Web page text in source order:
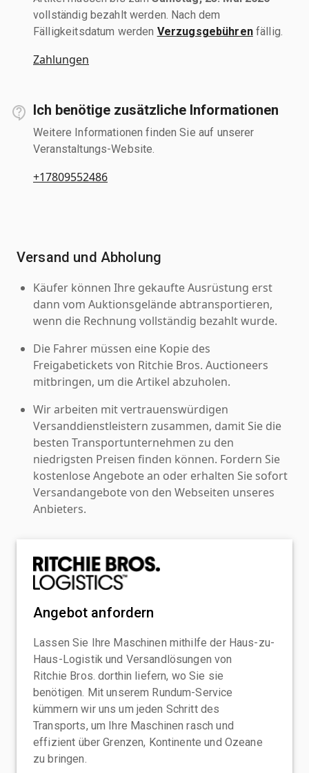
vollständig bezahlt werden. Nach dem
Fälligkeitsdatum werden Verzugsgebührenfällig.
Zahlungen
Ich benötige zusätzliche Informationen
Weitere Informationen finden Sie auf unserer
Veranstaltungs-Website.
+17809552486
Versand und Abholung
Käufer können Ihre gekaufte Ausrüstung erst
dann vom Auktionsgelände abtransportieren,
wenn die Rechnung vollständig bezahlt wurde.
Die Fahrer müssen eine Kopie des
Freigabetickets von Ritchie Bros. Auctioneers
mitbringen, um die Artikel abzuholen.
Wir arbeiten mit vertrauenswürdigen
Versanddienstleistern zusammen, damit Sie die
besten Transportunternehmen zu den
niedrigsten Preisen finden können. Fordern Sie
kostenlose Angebote an oder erhalten Sie sofort
Versandangebote von den Webseiten unseres
Anbieters.
Angebot anfordern
Lassen Sie Ihre Maschinen mithilfe der Haus-zu-
Haus-Logistik und Versandlösungen von
Ritchie Bros. dorthin liefern, wo Sie sie
benötigen. Mit unserem Rundum-Service
kümmern wir uns um jeden Schritt des
Transports, um Ihre Maschinen rasch und
effizient über Grenzen, Kontinente und Ozeane
zu bringen.